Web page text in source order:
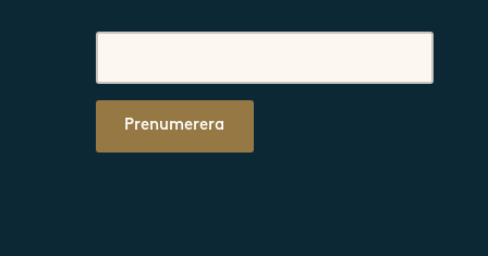
Prenumerera